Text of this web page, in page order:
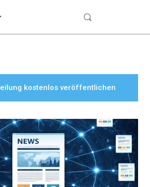
kostenlos veröffentlichen